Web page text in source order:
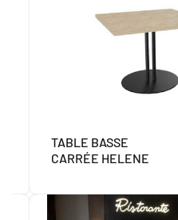
TABLE BASSE
CARRÉE HELENE